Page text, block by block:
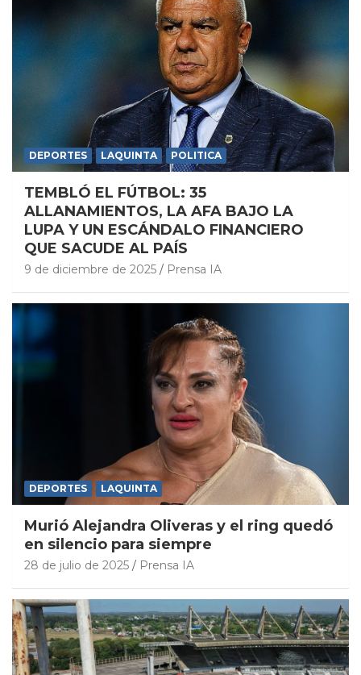
DEPORTES LAQUINTA POLITICA
TEMBLÓ EL FÚTBOL: 35
ALLANAMIENTOS, LA AFA BAJO LA
LUPA Y UN ESCÁNDALO FINANCIERO
QUE SACUDE AL PAÍS
9 de diciembre de 2025 Prensa IA
DEPORTES LAQUINTA
Murió Alejandra Oliveras y el ring quedó
en silencio para siempre
28 de julio de 2025 Prensa IA